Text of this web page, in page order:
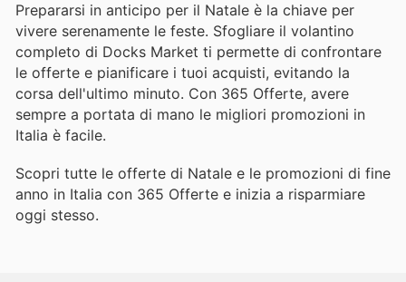
Prepararsi in anticipo per il Natale è la chiave per
vivere serenamente le feste. Sfogliare il volantino
completo di Docks Market ti permette di confrontare
le offerte e pianificare i tuoi acquisti, evitando la
corsa dell'ultimo minuto. Con 365 Offerte, avere
sempre a portata di mano le migliori promozioni in
Italia è facile.
Scopri tutte le offerte di Natale e le promozioni di fine
anno in Italia con 365 Offerte e inizia a risparmiare
oggi stesso.